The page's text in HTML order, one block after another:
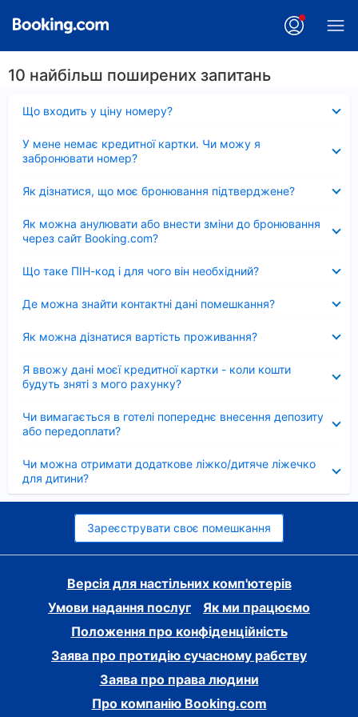
10 найбільш поширених запитань
Що входить у ціну номеру?
У мене немає кредитної картки. Чи можу я
забронювати номер?
Як дізнатися, що моє бронювання підтверджене?
Як можна анулювати або внести зміни до бронювання
через сайт Booking.com?
Що таке ПІН-код і для чого він необхідний?
Де можна знайти контактні дані помешкання?
Як можна дізнатися вартість проживання?
Я ввожу дані моєї кредитної картки - коли кошти
будуть зняті з мого рахунку?
Чи вимагається в готелі попереднє внесення депозиту
або передоплати?
Чи можна отримати додаткове ліжко/дитяче ліжечко
для дитини?
Зареєструвати своє помешкання
Версія для настільних комп'ютерів
Умови надання послуг
Як ми працюємо
Положення про конфіденційність
Заява про протидію сучасному рабству
Заява про права людини
Про компанію Booking.com